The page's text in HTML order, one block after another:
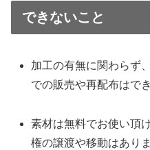
できないこと
加工の有無に関わらず
での販売や再配布はで
素材は無料でお使い頂
権の譲渡や移動はあり